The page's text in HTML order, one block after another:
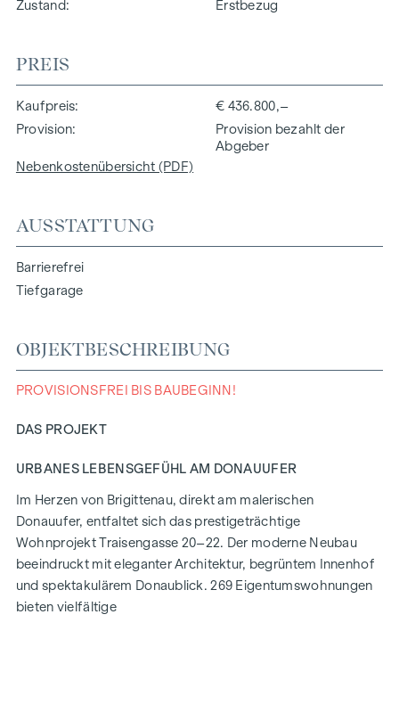
Zustand Erstbezug
PREIS
Kaufpreis
€ 436.800,–
Provision
Provision bezahlt der
Abgeber
Nebenkostenübersicht (PDF)
AUSSTATTUNG
Barrierefrei
Tiefgarage
OBJEKTBESCHREIBUNG
PROVISIONSFREI BIS BAUBEGINN!
DAS PROJEKT
URBANES LEBENSGEFÜHL AM DONAUUFER
Im Herzen von Brigittenau, direkt am malerischen
Donauufer, entfaltet sich das prestigeträchtige
Wohnprojekt Traisengasse 20–22. Der moderne Neubau
beeindruckt mit eleganter Architektur, begrüntem Innenhof
und spektakulärem Donaublick. 269 Eigentumswohnungen
bieten vielfältige